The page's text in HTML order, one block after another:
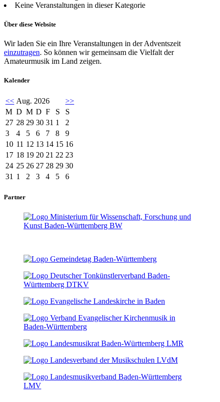
Keine Veranstaltungen in dieser Kategorie
Über diese Website
Wir laden Sie ein Ihre Veranstaltungen in der Adventszeit
einzutragen. So können wir gemeinsam die Vielfalt der
Amateurmusik im Land zeigen.
Kalender
<< Aug. 2026
>>
M D M D F S
S
27 28 29 30 31 1
2
3
4 5 6 7 8
9
10 11 12 13 14 15 16
17 18 19 20 21 22 23
24 25 26 27 28 29 30
31 1 2 3 4 5 6
Partner